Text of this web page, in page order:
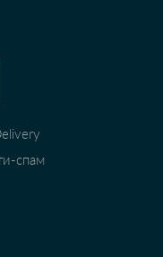
спам